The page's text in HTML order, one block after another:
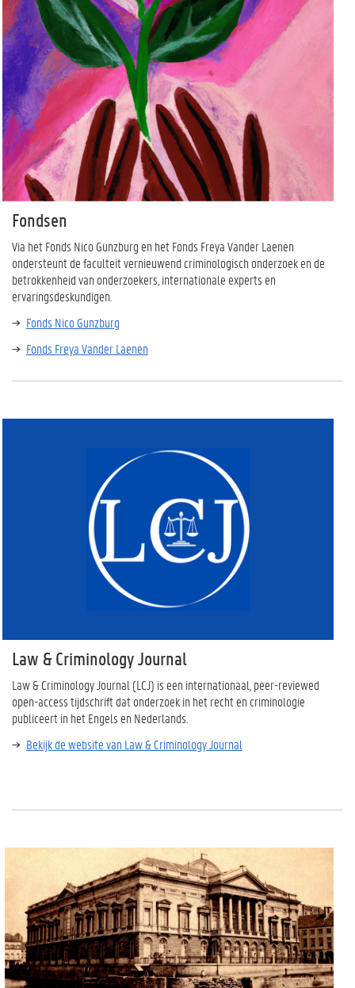
Fondsen
Via het Fonds Nico Gunzburg en het Fonds Freya Vander Laenen
ondersteunt de faculteit vernieuwend criminologisch onderzoek en de
betrokkenheid van onderzoekers, internationale experts en
ervaringsdeskundigen.
Fonds Nico Gunzburg
Fonds Freya Vander Laenen
Law & Criminology Journal
Law & Criminology Journal (LCJ) is een internationaal, peer-reviewed
open-access tijdschrift dat onderzoek in het recht en criminologie
publiceert in het Engels en Nederlands.
Bekijk de website van Law & Criminology Journal